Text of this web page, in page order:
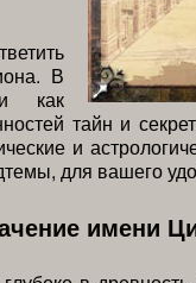
В
как
тайн и
и
для вашего
имени